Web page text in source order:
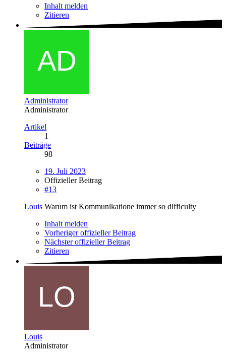
Inhalt melden
Zitieren
Administrator
Administrator
Artikel
1
Beiträge
98
19. Juli 2023
Offizieller Beitrag
#13
Louis Warum ist Kommunikatione immer so difficulty
Inhalt melden
Vorheriger offizieller Beitrag
Nächster offizieller Beitrag
Zitieren
Louis
Administrator